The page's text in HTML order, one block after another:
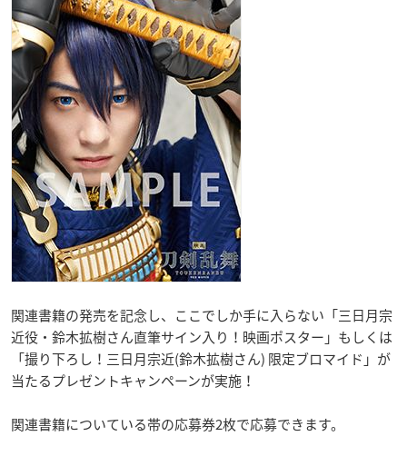
関連書籍の発売を記念し、ここでしか手に入らない「三日月宗
近役・鈴木拡樹さん直筆サイン入り！映画ポスター」もしくは
「撮り下ろし！三日月宗近(鈴木拡樹さん) 限定ブロマイド」が
当たるプレゼントキャンペーンが実施！
関連書籍についている帯の応募券2枚で応募できます。